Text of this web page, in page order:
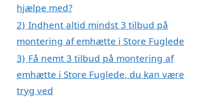
hjælpe med?
2) Indhent altid mindst 3 tilbud på
montering af emhætte i Store Fuglede
3) Få nemt 3 tilbud på montering af
emhætte i Store Fuglede, du kan være
tryg ved